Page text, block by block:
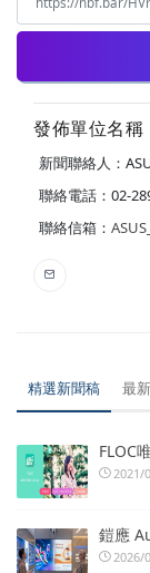
發佈單位名稱
新聞聯絡人：
聯絡電話：02-
聯絡信箱：
精選新聞稿 最
FLOC
2021/
鎧應
2026/